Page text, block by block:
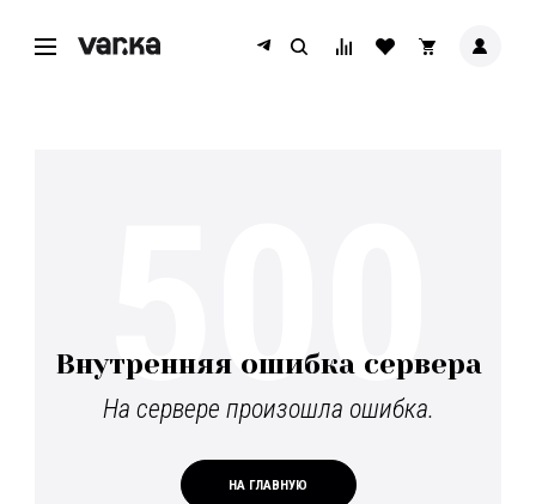
Внутренняя ошибка сервера
На сервере произошла ошибка.
НА ГЛАВНУЮ
500